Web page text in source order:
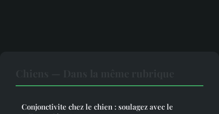
Conjonctivite chez le chien : soulagez avec le